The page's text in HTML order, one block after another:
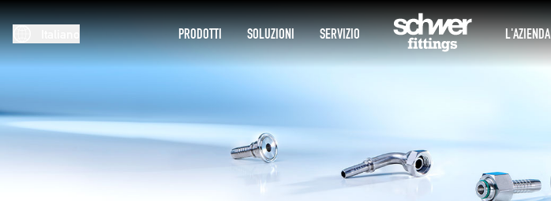
PRODOTTI SOLUZIONI SERVIZIO L'AZIENDA